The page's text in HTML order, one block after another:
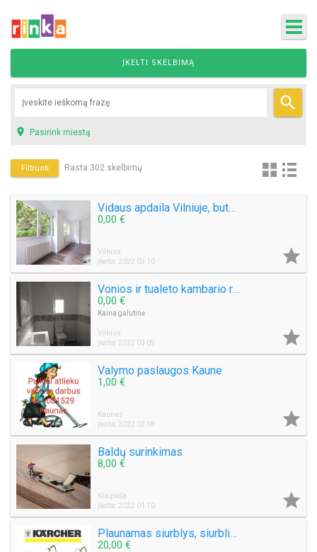
ĮKELTI SKELBIMĄ

 Pasirink miestą
Filtruoti Rasta 302 skelbimų
Vidaus apdaila Vilniuje, buto remontas vilniuje, buto įrengimas vilniuje
0,00 €
Vilnius
Įkelta: 2022 03 10

Vonios ir tualeto kambario remontas
0,00 €
Kaina galutinė
Vilnius
Įkelta: 2022 03 09

Valymo paslaugos Kaune
1,00 €
Kaunas
Įkelta: 2022 02 18

Baldų surinkimas
8,00 €
Klaipėda
Įkelta: 2022 01 10

Plaunamas siurblys, siurblio nuoma Jonavoje
20,00 €